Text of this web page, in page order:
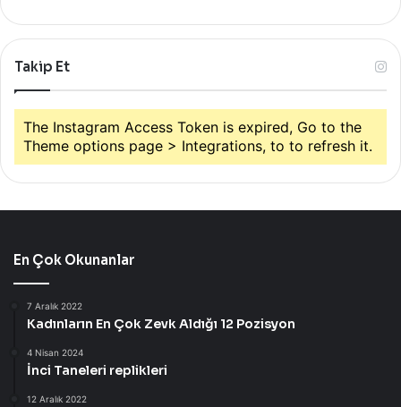
Takip Et
The Instagram Access Token is expired, Go to the
Theme options page > Integrations, to to refresh it.
En Çok Okunanlar
7 Aralık 2022
Kadınların En Çok Zevk Aldığı 12 Pozisyon
4 Nisan 2024
İnci Taneleri replikleri
12 Aralık 2022